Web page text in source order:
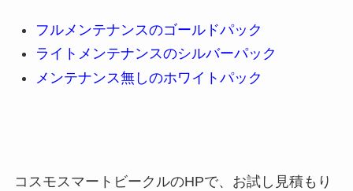
フルメンテナンスのゴールドパック
ライトメンテナンスのシルバーパック
メンテナンス無しのホワイトパック
コスモスマートビークルのHPで、お試し見積もり